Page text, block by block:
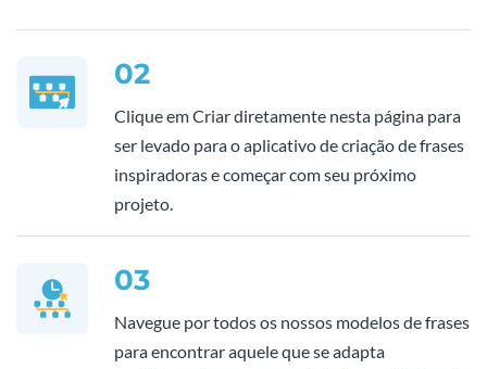
02
Clique em Criar diretamente nesta página para
ser levado para o aplicativo de criação de frases
inspiradoras e começar com seu próximo
projeto.
03
Navegue por todos os nossos modelos de frases
para encontrar aquele que se adapta